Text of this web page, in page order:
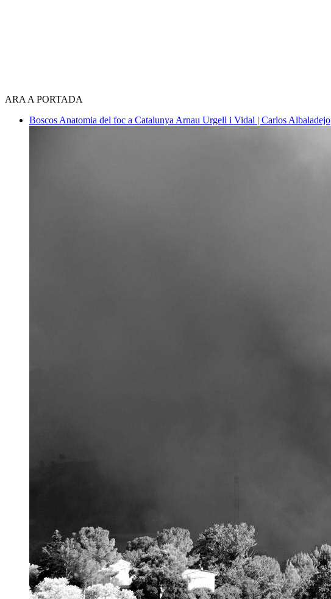
ARA A PORTADA
Boscos Anatomia del foc a Catalunya Arnau Urgell i Vidal | Carlos Albaladejo